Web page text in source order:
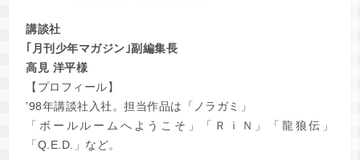
講談社
｢月刊少年マガジン｣副編集長
高見 洋平様
【プロフィール】
’98年講談社入社。担当作品は「ノラガミ」
「ボールルームへようこそ」「ＲｉＮ」「龍狼伝」
「Q.E.D.」など。